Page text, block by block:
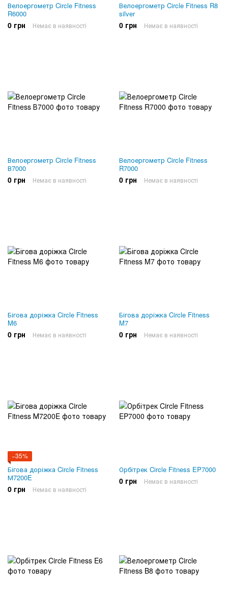
Велоергометр Circle Fitness
R6000
0 грн Немає в наявності
Велоергометр Circle Fitness R8
silver
0 грн Немає в наявності
Велоергометр Circle Fitness
В7000
0 грн Немає в наявності
Велоергометр Circle Fitness
R7000
0 грн Немає в наявності
Бігова доріжка Circle Fitness
M6
0 грн Немає в наявності
Бігова доріжка Circle Fitness
M7
0 грн Немає в наявності
−35%
Бігова доріжка Circle Fitness
М7200E
0 грн Немає в наявності
Орбітрек Circle Fitness EP7000
0 грн Немає в наявності